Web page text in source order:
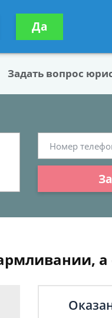
консультацию
бесплатно
Задать вопрос
а
Да